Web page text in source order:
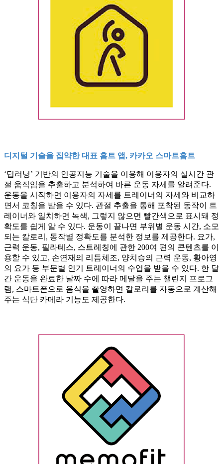
디지털 기술을 집약한 대표 홈트 앱, 카카오 스마트홈트
‘딥러닝’ 기반의 인공지능 기술을 이용해 이용자의 실시간 관
절 움직임을 추출하고 분석하여 바른 운동 자세를 알려준다.
운동을 시작하면 이용자의 자세를 트레이너의 자세와 비교하
면서 코칭을 받을 수 있다. 관절 추출을 통해 포착된 동작이 트
레이너와 일치하면 녹색, 그렇지 않으면 빨간색으로 표시돼 정
확도를 쉽게 알 수 있다. 운동이 끝나면 부위별 운동 시간, 소모
되는 칼로리, 동작별 정확도를 분석한 정보를 제공한다. 요가,
근력 운동, 필라테스, 스트레칭에 관한 200여 편의 콘텐츠를 이
용할 수 있고, 손연재의 리듬체조, 양치승의 근력 운동, 황아영
의 요가 등 부문별 인기 트레이너의 수업을 받을 수 있다. 한 달
간 운동을 완료한 날짜 수에 따라 메달을 주는 챌린지 프로그
램, 스마트폰으로 음식을 촬영하면 칼로리를 자동으로 계산해
주는 식단 카메라 기능도 제공한다.